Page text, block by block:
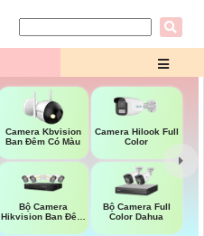
Camera Kbvision
Ban Đêm Có Màu
Camera Hilook Full
Color
Bộ Camera
Hikvision Ban Đêm
Bộ Camera Full
Color Dahua